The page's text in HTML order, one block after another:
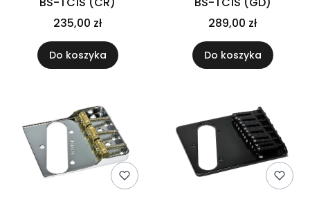
235,00 zł
Do koszyka
289,00 zł
Do koszyka